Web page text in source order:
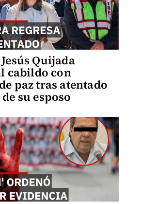
Quijada
cabildo con
paz tras atentado
su esposo